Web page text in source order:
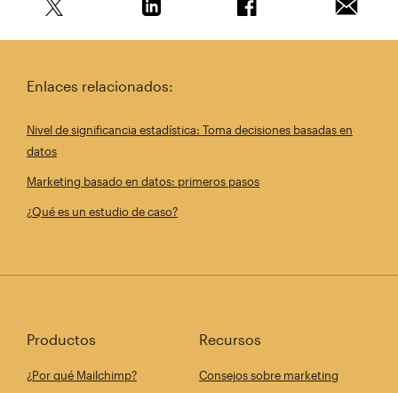
Enlaces relacionados:
Nivel de significancia estadística: Toma decisiones basadas en
datos
Marketing basado en datos: primeros pasos
¿Qué es un estudio de caso?
Productos
¿Por qué Mailchimp?
Recursos
Consejos sobre marketing